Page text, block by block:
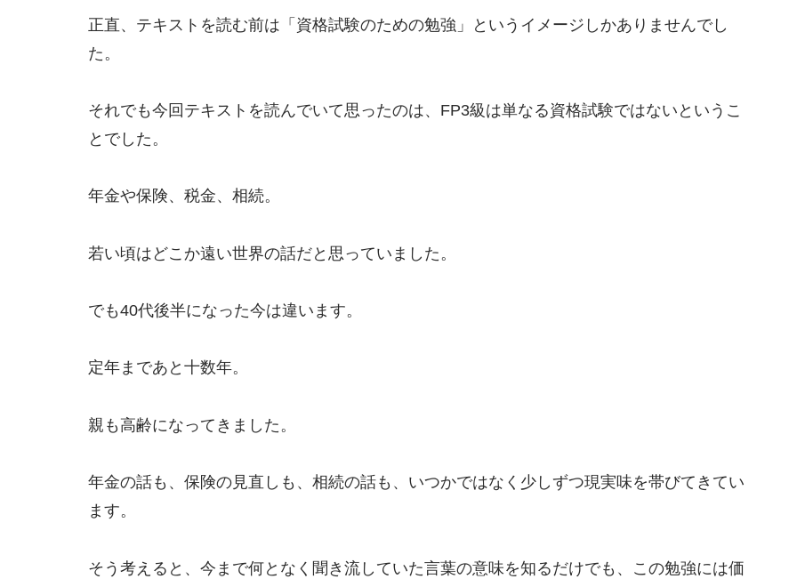
正直、テキストを読む前は「資格試験のための勉強」というイメージしかありませんでし
た。
それでも今回テキストを読んでいて思ったのは、FP3級は単なる資格試験ではないというこ
とでした。
年金や保険、税金、相続。
若い頃はどこか遠い世界の話だと思っていました。
でも40代後半になった今は違います。
定年まであと十数年。
親も高齢になってきました。
年金の話も、保険の見直しも、相続の話も、いつかではなく少しずつ現実味を帯びてきてい
ます。
そう考えると、今まで何となく聞き流していた言葉の意味を知るだけでも、この勉強には価